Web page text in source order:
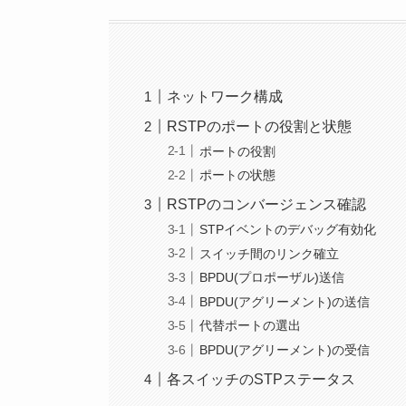
ネットワーク構成
RSTPのポートの役割と状態
ポートの役割
ポートの状態
RSTPのコンバージェンス確認
STPイベントのデバッグ有効化
スイッチ間のリンク確立
BPDU(プロポーザル)送信
BPDU(アグリーメント)の送信
代替ポートの選出
BPDU(アグリーメント)の受信
各スイッチのSTPステータス